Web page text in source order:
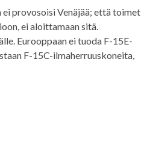
provosoisi Venäjää; että toimet
ei aloittamaan sitä.
Eurooppaan ei tuoda F-15E-
F-15C-ilmaherruuskoneita,